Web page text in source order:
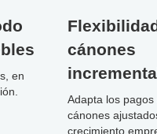
en
cánones
Adapta los pagos
cánones
crecimiento